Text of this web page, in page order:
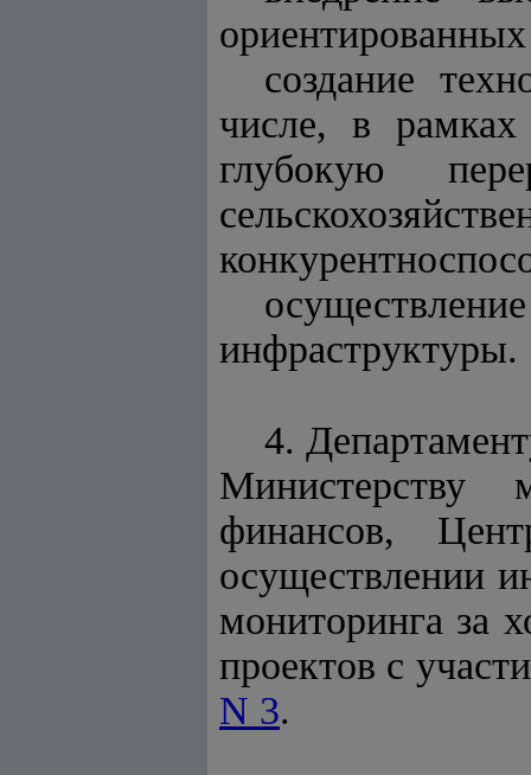
создание
числе, в рамках
глубокую
инфраструктуры.
4.
Министерству
финансов,
осуществлении
мониторинга за
проектов с
N 3.